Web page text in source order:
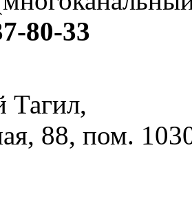
80-33
Тагил,
88, пом.